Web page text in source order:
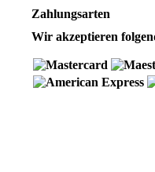
Zahlungsarten
Wir akzeptieren